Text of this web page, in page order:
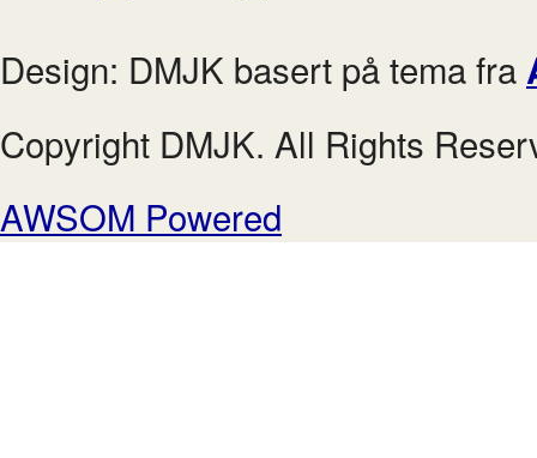
Design: DMJK basert på tema fra
Copyright DMJK. All Rights
AWSOM Powered